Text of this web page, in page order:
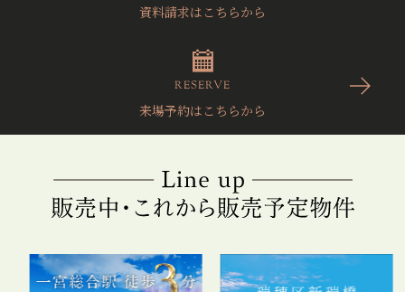
資料請求はこちらから
RESERVE
来場予約はこちらから